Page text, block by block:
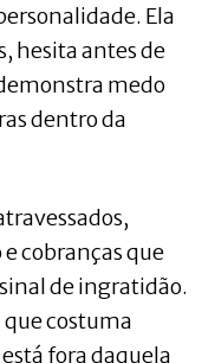
Ela
hesita antes de
medo
dentro da
cobranças que
de ingratidão.
costuma
fora daquela